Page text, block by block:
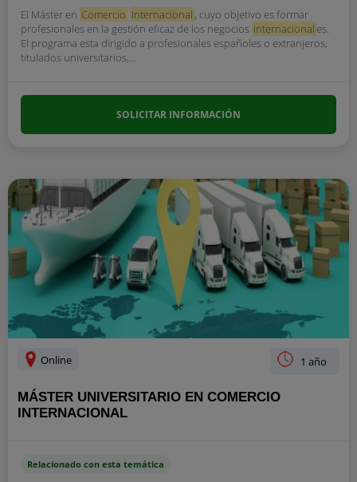
El Máster en Comercio Internacional , cuyo objetivo es formar
profesionales en la gestión eficaz de los negocios internacional es.
El programa esta dirigido a profesionales españoles o extranjeros,
titulados universitarios,...
SOLICITAR INFORMACIÓN
Online 1 año
MÁSTER UNIVERSITARIO EN COMERCIO
INTERNACIONAL
Relacionado con esta temática